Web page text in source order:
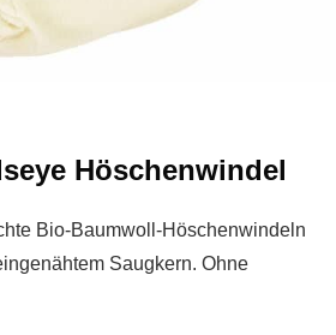
Höschenwindel
Bio-Baumwoll-Höschenwindeln
Saugkern. Ohne